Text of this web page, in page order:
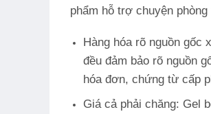
phẩm hỗ trợ chuyện
Hàng hóa rõ nguồn gốc
đều đảm bảo rõ nguồn
hóa đơn, chứng từ cấp
Giá cả phải chăng: Gel